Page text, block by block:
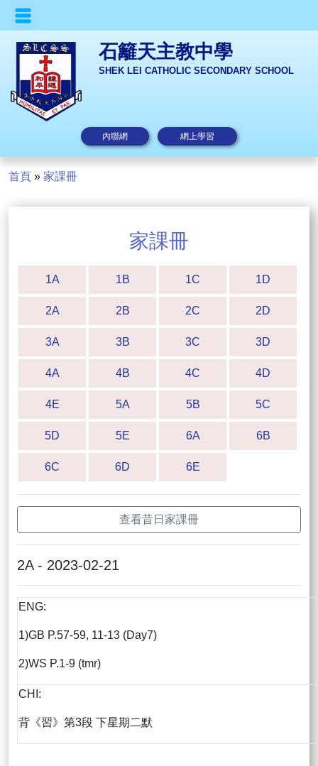
石籬天主教中學
SHEK LEI CATHOLIC SECONDARY SCHOOL
內聯網 網上學習
首頁 » 家課冊
家課冊
1A 1B 1C 1D
2A 2B 2C 2D
3A 3B 3C 3D
4A 4B 4C 4D
4E 5A 5B 5C
5D 5E 6A 6B
6C 6D 6E
查看昔日家課冊
2A - 2023-02-21
ENG:
1)GB P.57-59, 11-13 (Day7)
2)WS P.1-9 (tmr)
CHI:
背《習》第3段 下星期二默